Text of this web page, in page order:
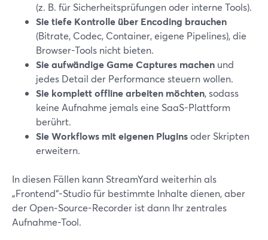
(z. B. für Sicherheitsprüfungen oder interne Tools).
Sie tiefe Kontrolle über Encoding brauchen
(Bitrate, Codec, Container, eigene Pipelines), die
Browser-Tools nicht bieten.
Sie aufwändige Game Captures machen und
jedes Detail der Performance steuern wollen.
Sie komplett offline arbeiten möchten, sodass
keine Aufnahme jemals eine SaaS-Plattform
berührt.
Sie Workflows mit eigenen Pluginsoder Skripten
erweitern.
In diesen Fällen kann StreamYard weiterhin als
„Frontend“-Studio für bestimmte Inhalte dienen, aber
der Open‑Source-Recorder ist dann Ihr zentrales
Aufnahme-Tool.